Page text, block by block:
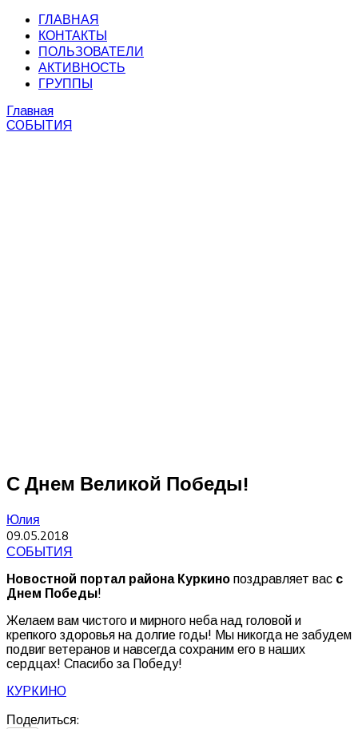
ГЛАВНАЯ
КОНТАКТЫ
ПОЛЬЗОВАТЕЛИ
АКТИВНОСТЬ
ГРУППЫ
Главная
СОБЫТИЯ
С Днем Великой Победы!
Юлия
09.05.2018
СОБЫТИЯ
Новостной портал района Куркино поздравляет вас с
Днем Победы!
Желаем вам чистого и мирного неба над головой и
крепкого здоровья на долгие годы! Мы никогда не забудем
подвиг ветеранов и навсегда сохраним его в наших
сердцах! Спасибо за Победу!
КУРКИНО
Поделиться: